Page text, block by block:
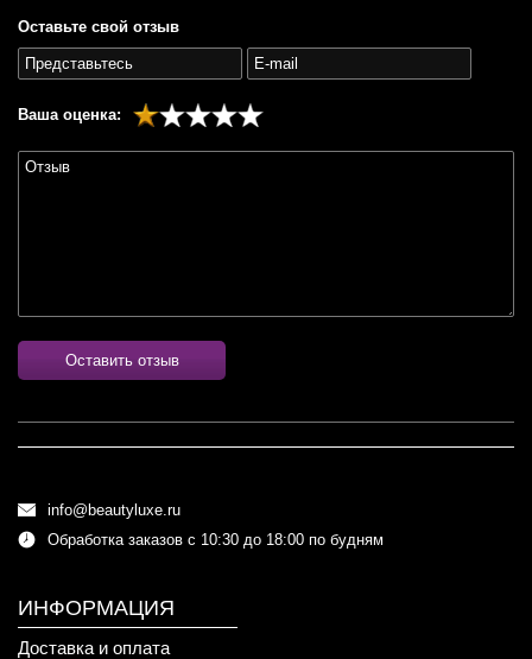
Оставьте свой отзыв
Ваша оценка:
Оставить отзыв
info@beautyluxe.ru
Обработка заказов с 10:30 до 18:00 по будням
ИНФОРМАЦИЯ
Доставка и оплата